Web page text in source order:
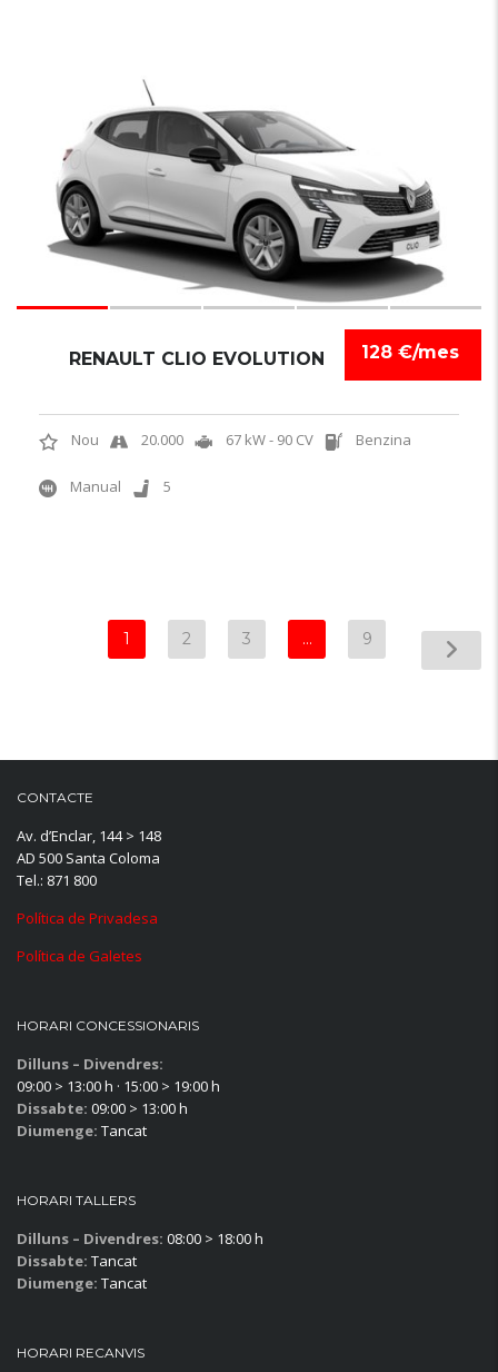
128 €/mes
RENAULT CLIO EVOLUTION
Nou 20.000 67 kW - 90 CV Benzina
Manual 5
1 2 3 … 9
CONTACTE
Av. d’Enclar, 144 > 148
AD 500 Santa Coloma
Tel.: 871 800
Política de Privadesa
Política de Galetes
HORARI CONCESSIONARIS
Dilluns – Divendres:
09:00 > 13:00 h · 15:00 > 19:00 h
Dissabte: 09:00 > 13:00 h
Diumenge: Tancat
HORARI TALLERS
Dilluns – Divendres: 08:00 > 18:00 h
Dissabte: Tancat
Diumenge: Tancat
HORARI RECANVIS